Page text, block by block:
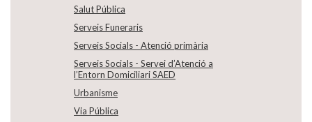
Salut Pública
Serveis Funeraris
Serveis Socials - Atenció primària
Serveis Socials - Servei d’Atenció a
l’Entorn Domiciliari SAED
Urbanisme
Via Pública